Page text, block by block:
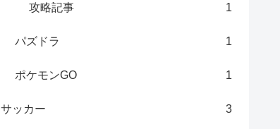
攻略記事 1
パズドラ 1
ポケモンGO 1
サッカー 3